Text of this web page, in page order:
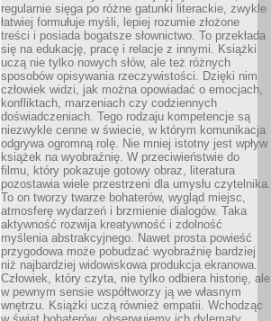
regularnie sięga po różne gatunki literackie, zwykle
łatwiej formułuje myśli, lepiej rozumie złożone
treści i posiada bogatsze słownictwo. To przekłada
się na edukację, pracę i relacje z innymi. Książki
uczą nie tylko nowych słów, ale też różnych
sposobów opisywania rzeczywistości. Dzięki nim
człowiek widzi, jak można opowiadać o emocjach,
konfliktach, marzeniach czy codziennych
doświadczeniach. Tego rodzaju kompetencje są
niezwykle cenne w świecie, w którym komunikacja
odgrywa ogromną rolę. Nie mniej istotny jest wpływ
książek na wyobraźnię. W przeciwieństwie do
filmu, który pokazuje gotowy obraz, literatura
pozostawia wiele przestrzeni dla umysłu czytelnika.
To on tworzy twarze bohaterów, wygląd miejsc,
atmosferę wydarzeń i brzmienie dialogów. Taka
aktywność rozwija kreatywność i zdolność
myślenia abstrakcyjnego. Nawet prosta powieść
przygodowa może pobudzać wyobraźnię bardziej
niż najbardziej widowiskowa produkcja ekranowa.
Człowiek, który czyta, nie tylko odbiera historię, ale
w pewnym sensie współtworzy ją we własnym
wnętrzu. Książki uczą również empatii. Wchodząc